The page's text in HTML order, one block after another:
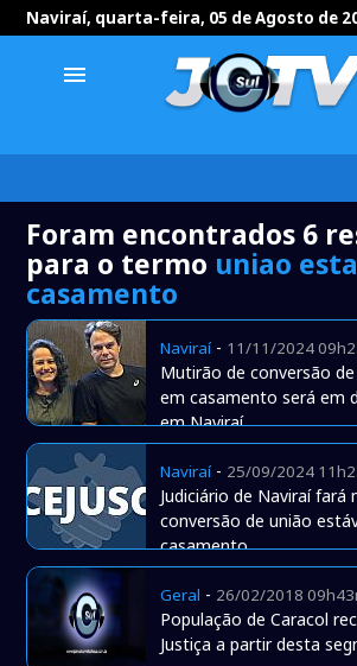
Naviraí, quarta-feira, 05 de Agosto de
menu
Foram encontrados 6
para o termo uniao
casamento
Naviraí- 11/11/2024
Mutirão de conversão
em casamento será em
em Naviraí
Naviraí- 25/09/2024
Judiciário de Naviraí fará
conversão de união
casamento
Geral - 26/02/2018
População de Caracol
Justiça a partir desta